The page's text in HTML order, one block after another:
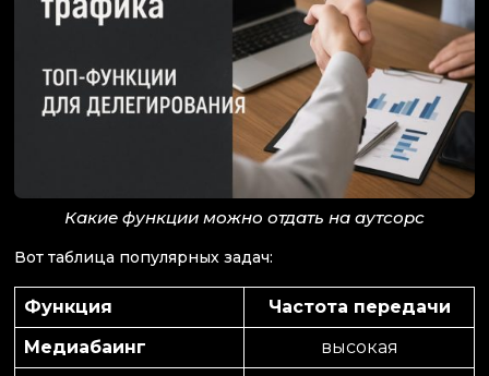
Какие функции можно отдать на аутсорс
Вот таблица популярных задач:
Функция
Частота передачи
Медиабаинг
высокая